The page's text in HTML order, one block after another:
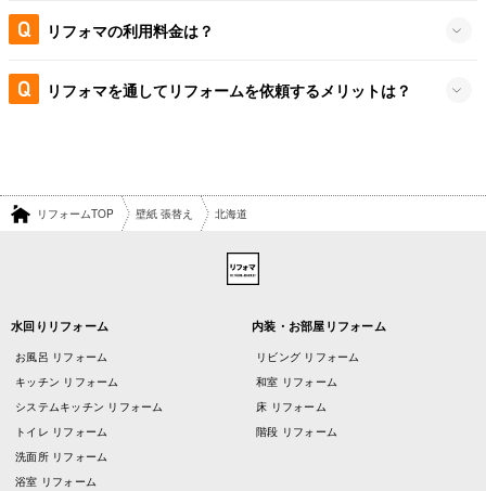
リフォマの利用料金は？
リフォマを通してリフォームを依頼するメリットは？
リフォームTOP 壁紙 張替え 北海道
水回りリフォーム
お風呂 リフォーム
キッチン リフォーム
システムキッチン リフォーム
トイレ リフォーム
洗面所 リフォーム
浴室 リフォーム
内装・お部屋リフォーム
リビング リフォーム
和室 リフォーム
床 リフォーム
階段 リフォーム